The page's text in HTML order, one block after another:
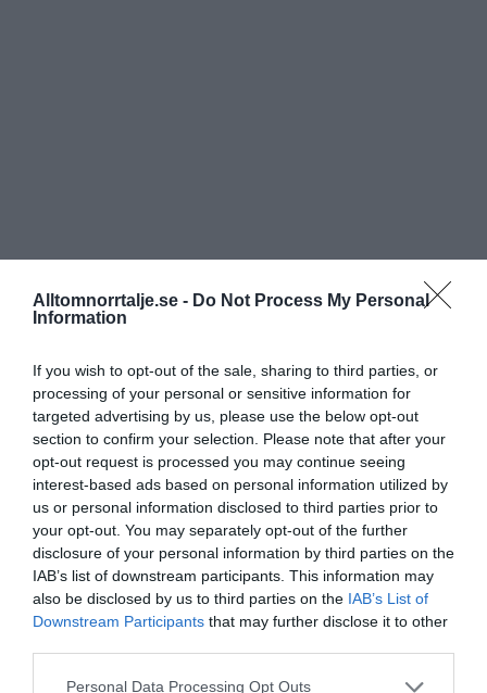
Alltomnorrtalje.se - Do Not Process My Personal
Information
If you wish to opt-out of the sale, sharing to third parties, or
processing of your personal or sensitive information for
targeted advertising by us, please use the below opt-out
section to confirm your selection. Please note that after your
opt-out request is processed you may continue seeing
interest-based ads based on personal information utilized by
us or personal information disclosed to third parties prior to
your opt-out. You may separately opt-out of the further
disclosure of your personal information by third parties on the
IAB’s list of downstream participants. This information may
also be disclosed by us to third parties on the IAB’s List of
Downstream Participants that may further disclose it to other
Personal Data Processing Opt Outs